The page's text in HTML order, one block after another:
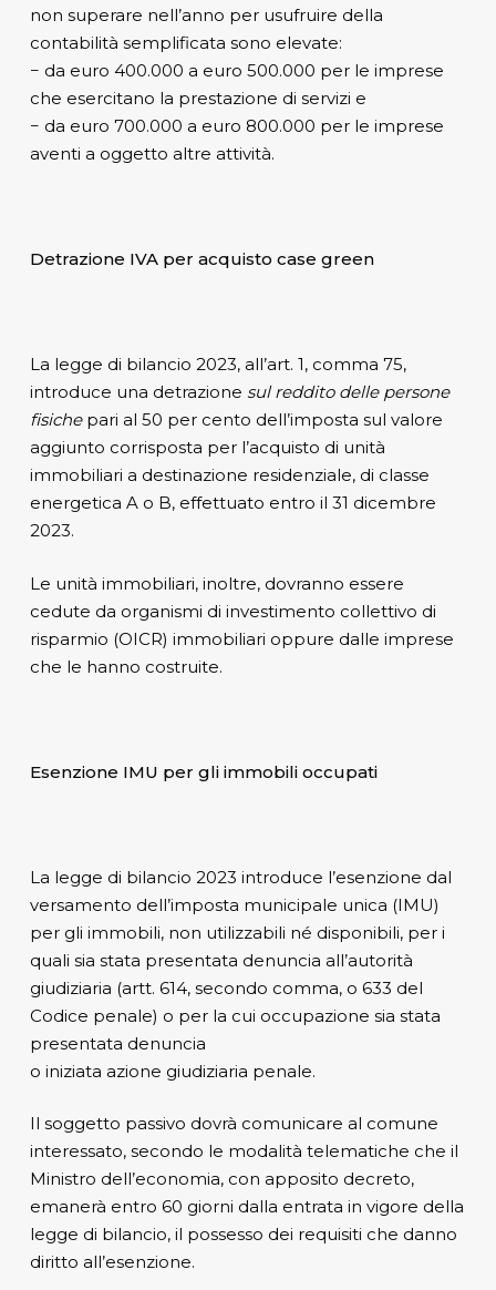
non superare nell’anno per usufruire della
contabilità semplificata sono elevate:
− da euro 400.000 a euro 500.000 per le imprese
che esercitano la prestazione di servizi e
− da euro 700.000 a euro 800.000 per le imprese
aventi a oggetto altre attività.
Detrazione IVA per acquisto case green
La legge di bilancio 2023, all’art. 1, comma 75,
introduce una detrazione sul reddito delle persone
fisichepari al 50 per cento dell’imposta sul valore
aggiunto corrisposta per l’acquisto di unità
immobiliari a destinazione residenziale, di classe
energetica A o B, effettuato entro il 31 dicembre
2023.
Le unità immobiliari, inoltre, dovranno essere
cedute da organismi di investimento collettivo di
risparmio (OICR) immobiliari oppure dalle imprese
che le hanno costruite.
Esenzione IMU per gli immobili occupati
La legge di bilancio 2023 introduce l’esenzione dal
versamento dell’imposta municipale unica (IMU)
per gli immobili, non utilizzabili né disponibili, per i
quali sia stata presentata denuncia all’autorità
giudiziaria (artt. 614, secondo comma, o 633 del
Codice penale) o per la cui occupazione sia stata
presentata denuncia
o iniziata azione giudiziaria penale.
Il soggetto passivo dovrà comunicare al comune
interessato, secondo le modalità telematiche che il
Ministro dell’economia, con apposito decreto,
emanerà entro 60 giorni dalla entrata in vigore della
legge di bilancio, il possesso dei requisiti che danno
diritto all’esenzione.